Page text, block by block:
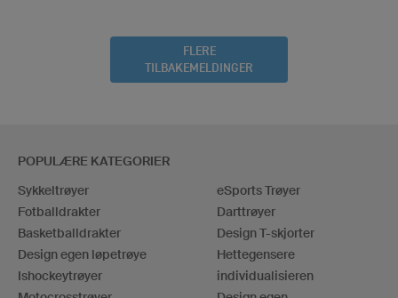
FLERE
TILBAKEMELDINGER
POPULÆRE KATEGORIER
Sykkeltrøyer
Fotballdrakter
Basketballdrakter
Design egen løpetrøye
Ishockeytrøyer
eSports Trøyer
Darttrøyer
Design T-skjorter
Hettegensere
individualisieren